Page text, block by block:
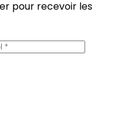
pour recevoir les